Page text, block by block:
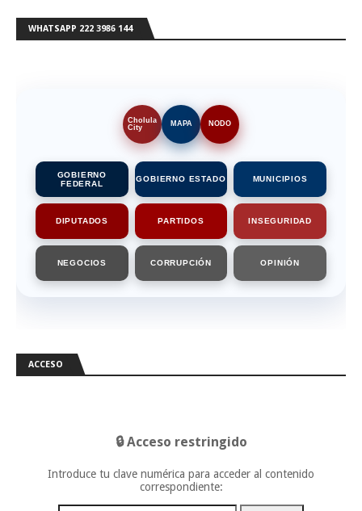
WHATSAPP 222 3986 144
Cholula
City
MAPA NODO
GOBIERNO
FEDERAL
GOBIERNO ESTADO MUNICIPIOS
DIPUTADOS PARTIDOS INSEGURIDAD
NEGOCIOS CORRUPCIÓN OPINIÓN
ACCESO
🔒 Acceso restringido
Introduce tu clave numérica para acceder al contenido
correspondiente: